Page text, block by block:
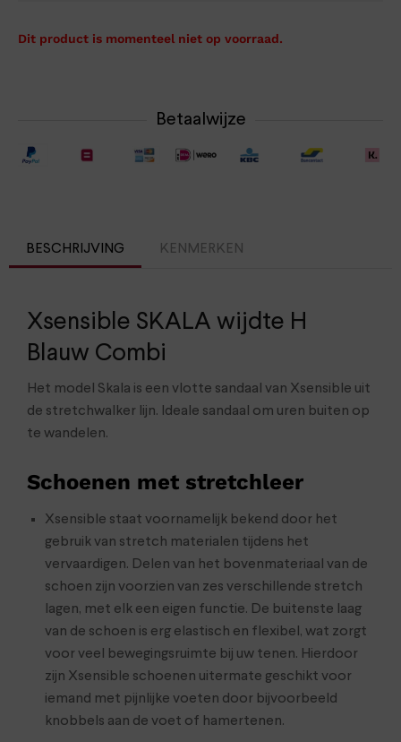
Dit product is momenteel niet op voorraad.
Betaalwijze
BESCHRIJVING KENMERKEN
Xsensible SKALA wijdte H
Blauw Combi
Het model Skala is een vlotte sandaal van Xsensible uit
de stretchwalker lijn. Ideale sandaal om uren buiten op
te wandelen.
Schoenen met stretchleer
Xsensible staat voornamelijk bekend door het
gebruik van stretch materialen tijdens het
vervaardigen. Delen van het bovenmateriaal van de
schoen zijn voorzien van zes verschillende stretch
lagen, met elk een eigen functie. De buitenste laag
van de schoen is erg elastisch en flexibel, wat zorgt
voor veel bewegingsruimte bij uw tenen. Hierdoor
zijn Xsensible schoenen uitermate geschikt voor
iemand met pijnlijke voeten door bijvoorbeeld
knobbels aan de voet of hamertenen.